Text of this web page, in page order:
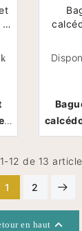
T
-
12 de 13
1 2
en haut 